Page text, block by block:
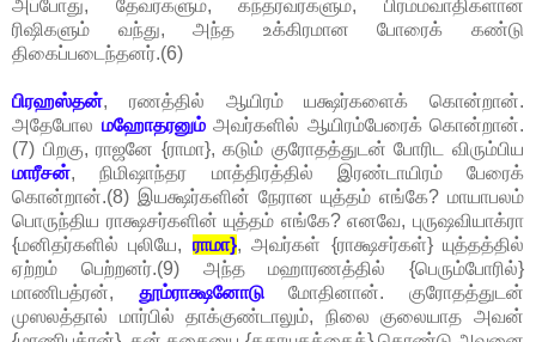
அப்போது, தேவர்களும், கந்தர்வர்களும், பிரம்மவாதிகளான
ரிஷிகளும் வந்து, அந்த உக்கிரமான போரைக் கண்டு
திகைப்படைந்தனர்.(6)
பிரஹஸ்தன், ரணத்தில் ஆயிரம் யக்ஷர்களைக் கொன்றான்.
அதேபோல மஹோதரனும்அவர்களில் ஆயிரம்பேரைக் கொன்றான்.
(7) பிறகு, ராஜனே {ராமா}, கடும் குரோதத்துடன் போரிட விரும்பிய
மாரீசன், நிமிஷாந்தர மாத்திரத்தில் இரண்டாயிரம் பேரைக்
கொன்றான்.(8) இயக்ஷர்களின் நேரான யுத்தம் எங்கே? மாயாபலம்
பொருந்திய ராக்ஷசர்களின் யுத்தம் எங்கே? எனவே, புருஷவியாக்ரா
{மனிதர்களில் புலியே, ராமா}, அவர்கள் {ராக்ஷசர்கள்} யுத்தத்தில்
ஏற்றம் பெற்றனர்.(9) அந்த மஹாரணத்தில் {பெரும்போரில்}
மாணிபத்ரன், தூம்ராக்ஷனோடுமோதினான். குரோதத்துடன்
முஸலத்தால் மார்பில் தாக்குண்டாலும், நிலை குலையாத அவன்